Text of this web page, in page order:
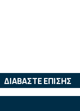
ΔΙΑΒΑΣΤΕ ΕΠΙΣΗΣ